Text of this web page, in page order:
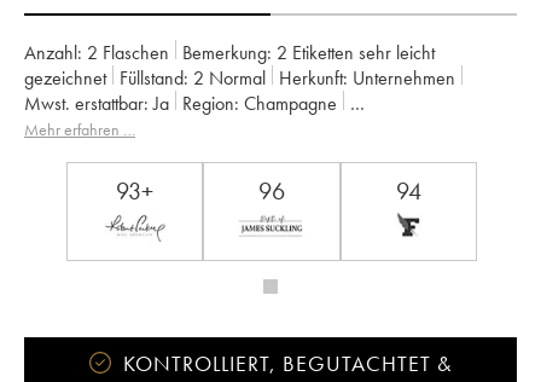
Anzahl: 2 Flaschen Bemerkung: 2 Etiketten sehr leicht
gezeichnet Füllstand: 2 Normal Herkunft:
unternehmen
Mwst. erstattbar: ja Region:
Champagne
Appellation:
Champagne
Mehr erfahren …
93+ 96 94
KONTROLLIERT, BEGUTACHTET &